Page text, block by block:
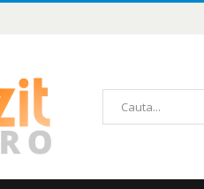
Căutare